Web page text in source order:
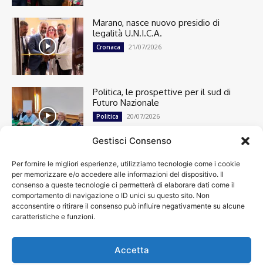
Gestisci Consenso
Per fornire le migliori esperienze, utilizziamo tecnologie come i cookie
per memorizzare e/o accedere alle informazioni del dispositivo. Il
consenso a queste tecnologie ci permetterà di elaborare dati come il
comportamento di navigazione o ID unici su questo sito. Non
acconsentire o ritirare il consenso può influire negativamente su alcune
caratteristiche e funzioni.
Accetta
Marano, nasce nuovo presidio di
legalità U.N.I.C.A.
Cronaca 21/07/2026
Politica, le prospettive per il sud di
Futuro Nazionale
Politica 20/07/2026
Cronaca
13492
Attualità
7299
top
News
4208
Cultura